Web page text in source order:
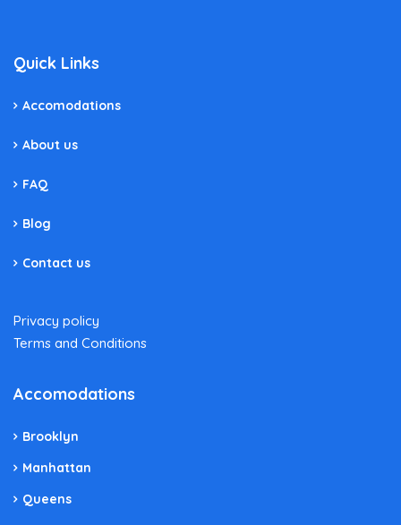
Quick Links
Accomodations
About us
FAQ
Blog
Contact us
Privacy policy
Terms and Conditions
Accomodations
Brooklyn
Manhattan
Queens